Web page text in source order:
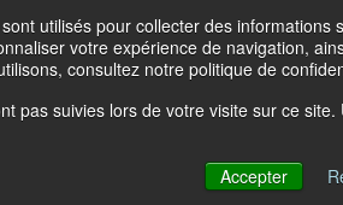
utilisés pour collecter des
votre expérience de navigation,
consultez notre politique de
pas suivies lors de votre visite sur ce
Accepter
View All Products
PROJETS DE FORMATION
Bullex®is now